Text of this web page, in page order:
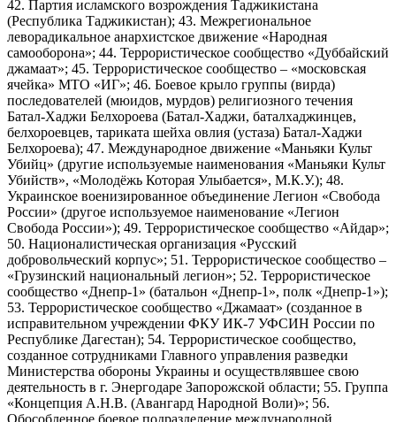
42. Партия исламского возрождения Таджикистана
(Республика Таджикистан); 43. Межрегиональное
леворадикальное анархистское движение «Народная
самооборона»; 44. Террористическое сообщество «Дуббайский
джамаат»; 45. Террористическое сообщество – «московская
ячейка» МТО «ИГ»; 46. Боевое крыло группы (вирда)
последователей (мюидов, мурдов) религиозного течения
Батал-Хаджи Белхороева (Батал-Хаджи, баталхаджинцев,
белхороевцев, тариката шейха овлия (устаза) Батал-Хаджи
Белхороева); 47. Международное движение «Маньяки Культ
Убийц» (другие используемые наименования «Маньяки Культ
Убийств», «Молодёжь Которая Улыбается», М.К.У.); 48.
Украинское военизированное объединение Легион «Свобода
России» (другое используемое наименование «Легион
Свобода России»); 49. Террористическое сообщество «Айдар»;
50. Националистическая организация «Русский
добровольческий корпус»; 51. Террористическое сообщество –
«Грузинский национальный легион»; 52. Террористическое
сообщество «Днепр-1» (батальон «Днепр-1», полк «Днепр-1»);
53. Террористическое сообщество «Джамаат» (созданное в
исправительном учреждении ФКУ ИК-7 УФСИН России по
Республике Дагестан); 54. Террористическое сообщество,
созданное сотрудниками Главного управления разведки
Министерства обороны Украины и осуществлявшее свою
деятельность в г. Энергодаре Запорожской области; 55. Группа
«Концепция А.Н.В. (Авангард Народной Воли)»; 56.
Обособленное боевое подразделение международной